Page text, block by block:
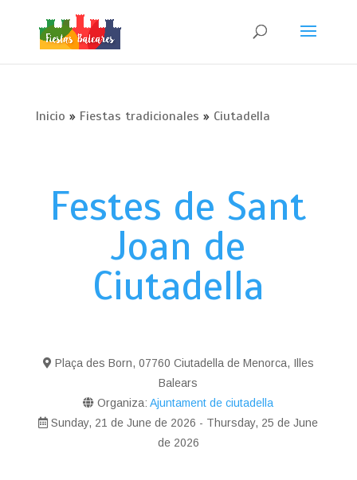
Inicio » Fiestas tradicionales » Ciutadella
Festes de Sant
Joan de
Ciutadella
Plaça des Born, 07760 Ciutadella de Menorca, Illes
Balears
Organiza:Ajuntament de ciutadella
Sunday, 21 de June de 2026 - Thursday, 25 de June
de 2026